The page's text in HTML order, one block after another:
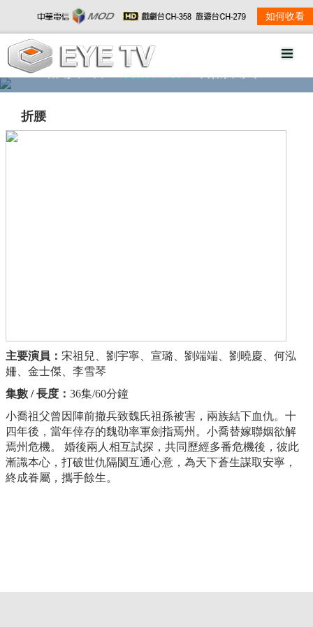
如何收看
精彩影音 劇情大綱
折腰
主要演員： 宋祖兒、劉宇寧、宣璐、劉端端、劉曉慶、何泓
姍、金士傑、李雪琴
集數 / 長度： 36集/60分鐘
小喬祖父曾因陣前撤兵致魏氏祖孫被害，兩族結下血仇。十
四年後，當年倖存的魏劭率軍劍指焉州。小喬替嫁聯姻欲解
焉州危機。 婚後兩人相互試探，共同歷經多番危機後，彼此
漸識本心，打破世仇隔閡互通心意，為天下蒼生謀取安寧，
終成眷屬，攜手餘生。